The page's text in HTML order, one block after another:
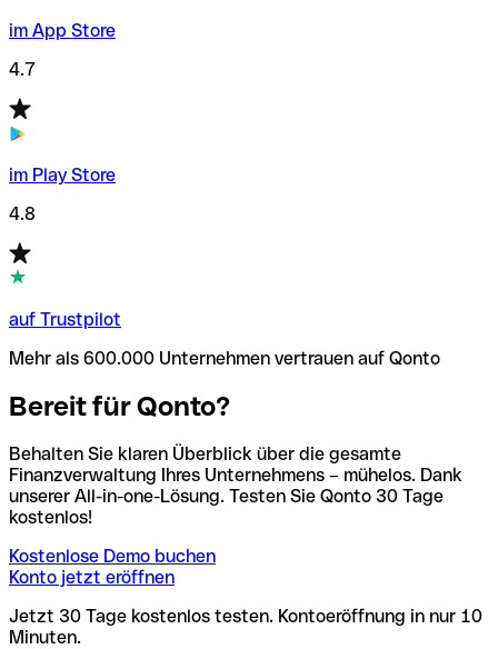
im App Store
4.7
im Play Store
4.8
auf Trustpilot
Mehr als 600.000 Unternehmen vertrauen auf Qonto
Bereit für Qonto?
Behalten Sie klaren Überblick über die gesamte
Finanzverwaltung Ihres Unternehmens – mühelos. Dank
unserer All-in-one-Lösung. Testen Sie Qonto 30 Tage
kostenlos!
Kostenlose Demo buchen
Konto jetzt eröffnen
Jetzt 30 Tage kostenlos testen. Kontoeröffnung in nur 10
Minuten.